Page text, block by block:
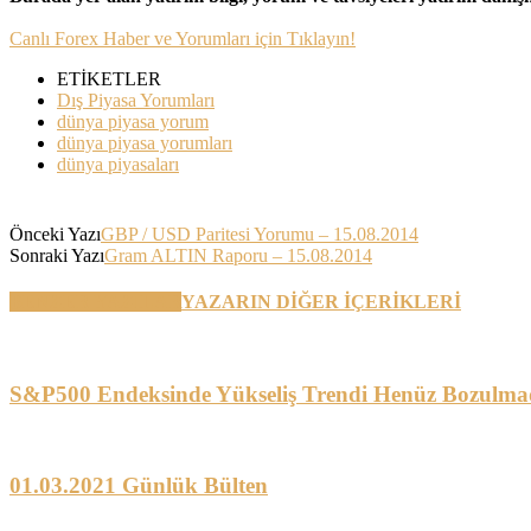
Canlı Forex Haber ve Yorumları için Tıklayın!
ETİKETLER
Dış Piyasa Yorumları
dünya piyasa yorum
dünya piyasa yorumları
dünya piyasaları
Önceki YazıGBP / USD Paritesi Yorumu – 15.08.2014
Sonraki YazıGram ALTIN Raporu – 15.08.2014
YAZARIN DİĞER İÇERİKLERİ
S&P500 Endeksinde Yükseliş Trendi Henüz
01.03.2021 Günlük Bülten